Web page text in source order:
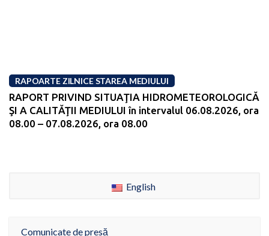
RAPOARTE ZILNICE STAREA MEDIULUI
RAPORT PRIVIND SITUAŢIA HIDROMETEOROLOGICĂ
ŞI A CALITĂŢII MEDIULUI în intervalul 06.08.2026, ora
08.00 – 07.08.2026, ora 08.00
English
Comunicate de presă